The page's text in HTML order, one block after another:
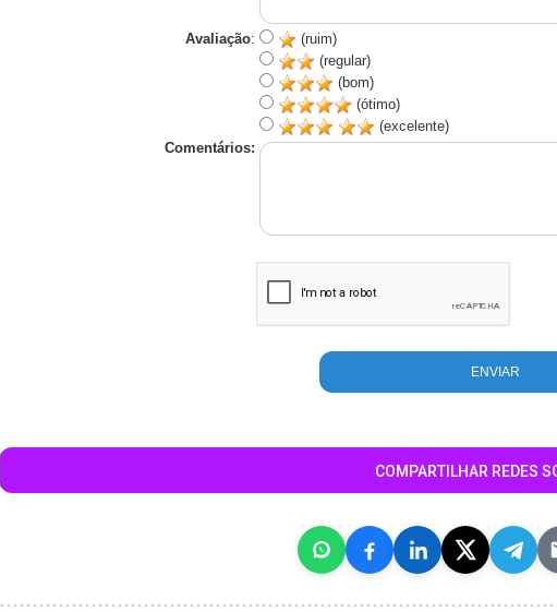
Avaliação:
(ruim)
(regular)
(bom)
(ótimo)
(excelente)
Comentários:
COMPARTILHAR REDES